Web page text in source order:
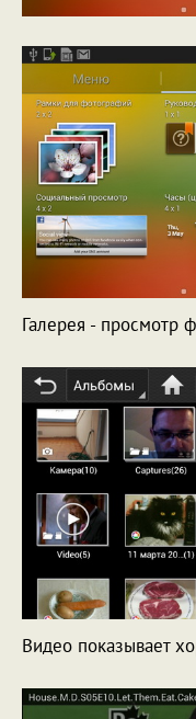
Галерея - просмотр
Видео показывает